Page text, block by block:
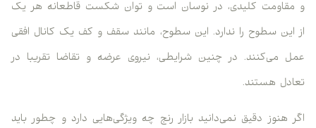
و مقاومت کلیدی، در نوسان است و توان شکست قاطعانه هر یک
از این سطوح را ندارد. این سطوح، مانند سقف و کف یک کانال افقی
عمل می‌کنند. در چنین شرایطی، نیروی عرضه و تقاضا تقریبا در
تعادل هستند.
اگر هنوز دقیق نمی‌دانید بازار رنج چه ویژگی‌هایی دارد و چطور باید